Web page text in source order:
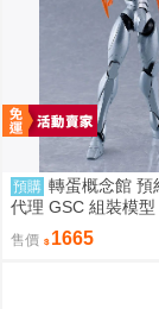
預購 轉蛋概念館 預
代理 GSC 組裝模型
勇者王 獅子王凱 約
金
售價 1665